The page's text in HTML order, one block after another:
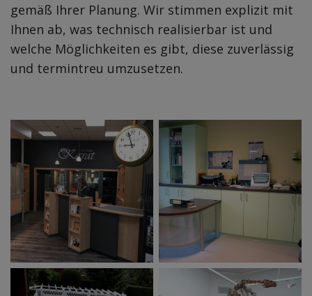
gemäß Ihrer Planung. Wir stimmen explizit mit
Ihnen ab, was technisch realisierbar ist und
welche Möglichkeiten es gibt, diese zuverlässig
und termintreu umzusetzen.